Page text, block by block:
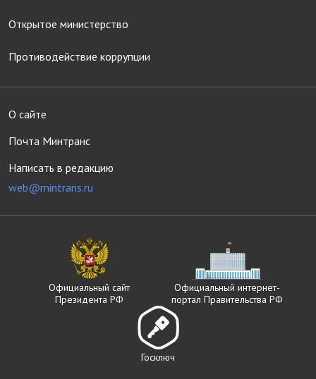
Открытое министерство
Противодействие коррупции
О сайте
Почта Минтранс
Написать в редакцию
web@mintrans.ru
Официальный сайт
Президента РФ
Официальный интернет-
портал Правительства РФ
Госключ